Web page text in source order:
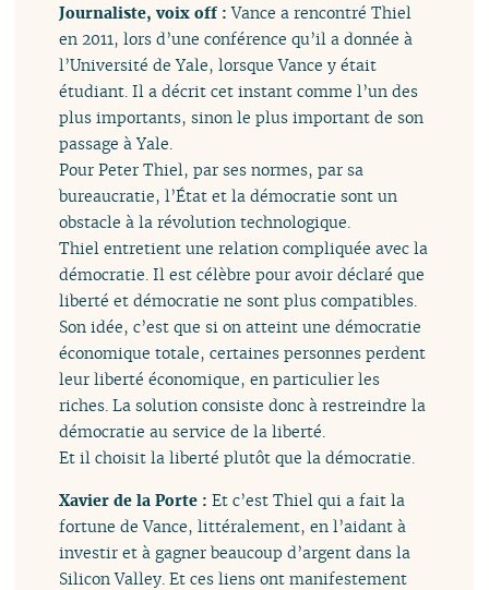
Journaliste, voix off :Vance a rencontré Thiel
en 2011, lors d’une conférence qu’il a donnée à
l’Université de Yale, lorsque Vance y était
étudiant. Il a décrit cet instant comme l’un des
plus importants, sinon le plus important de son
passage à Yale.
Pour Peter Thiel, par ses normes, par sa
bureaucratie, l’État et la démocratie sont un
obstacle à la révolution technologique.
Thiel entretient une relation compliquée avec la
démocratie. Il est célèbre pour avoir déclaré que
liberté et démocratie ne sont plus compatibles.
Son idée, c’est que si on atteint une démocratie
économique totale, certaines personnes perdent
leur liberté économique, en particulier les
riches. La solution consiste donc à restreindre la
démocratie au service de la liberté.
Et il choisit la liberté plutôt que la démocratie.
Xavier de la Porte :Et c’est Thiel qui a fait la
fortune de Vance, littéralement, en l’aidant à
investir et à gagner beaucoup d’argent dans la
Silicon Valley. Et ces liens ont manifestement